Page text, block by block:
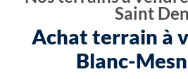
Saint
Achat terrain à
Blanc-